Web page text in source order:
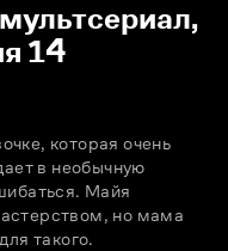
14
которая очень
в необычную
Майя
но мама
такого.